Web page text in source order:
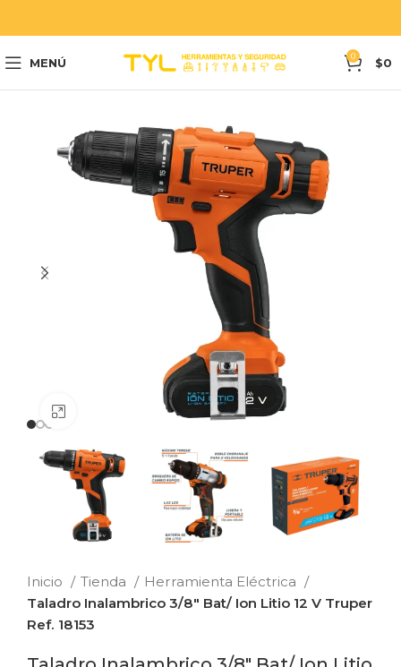
MENÚ 0 $0
Clic para ampliar
Inicio Tienda
Herramienta Eléctrica
Taladro Inalambrico 3/8″ Bat/ Ion Litio 12 V Truper
Ref. 18153